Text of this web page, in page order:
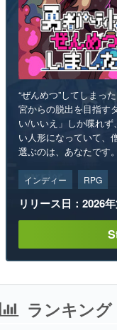
“ぜんめつ”してしまっ
宮からの脱出を目指す
い/いいえ」しか喋れ
い人形になっていて、
選ぶのは、あなたです。
インディー RPG
リリース日：2026
ランキング